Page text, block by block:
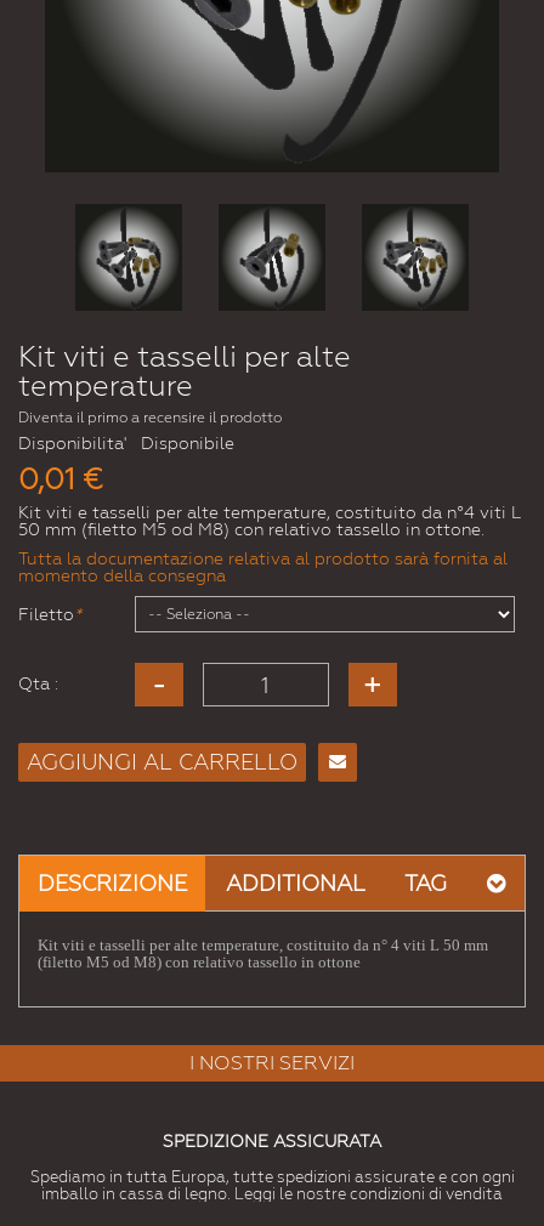
Kit viti e tasselli per alte
temperature
Diventa il primo a recensire il prodotto
Disponibilita' Disponibile
0,01 €
Kit viti e tasselli per alte temperature, costituito da n°4 viti L
50 mm (filetto M5 od M8) con relativo tassello in ottone.
Tutta la documentazione relativa al prodotto sarà fornita al
momento della consegna
*
Filetto
Qta :
AGGIUNGI AL CARRELLO
Amico
DESCRIZIONE ADDITIONAL TAG
Kit viti e tasselli per alte temperature, costituito da n° 4 viti L 50 mm
(filetto M5 od M8) con relativo tassello in ottone
I NOSTRI SERVIZI
SPEDIZIONE ASSICURATA
Spediamo in tutta Europa, tutte spedizioni assicurate e con ogni
imballo in cassa di legno. Leggi le nostre condizioni di vendita